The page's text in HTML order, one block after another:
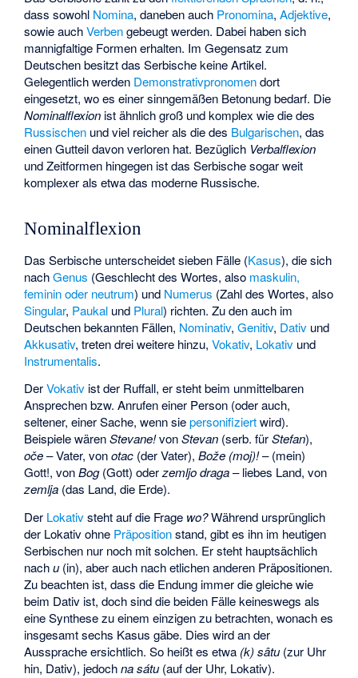
dass sowohl Nomina, daneben auch Pronomina,Adjektive,
sowie auchVerbengebeugt werden. Dabei haben sich
mannigfaltige Formen erhalten. Im Gegensatz zum
Deutschen besitzt das Serbische keine Artikel.
Gelegentlich werden Demonstrativpronomendort
eingesetzt, wo es einer sinngemäßen Betonung bedarf. Die
Nominalflexion ist ähnlich groß und komplex wie die des
Russischen und viel reicher als die des Bulgarischen, das
einen Gutteil davon verloren hat. Bezüglich Verbalflexion
und Zeitformen hingegen ist das Serbische sogar weit
komplexer als etwa das moderne Russische.
Nominalflexion
Das Serbische unterscheidet sieben Fälle (Kasus), die sich
nachGenus (Geschlecht des Wortes, also maskulin,
feminin oder neutrum) und Numerus (Zahl des Wortes, also
Singular, Paukal und Plural) richten. Zu den auch im
Deutschen bekannten Fällen, Nominativ,Genitiv, Dativ und
Akkusativ, treten drei weitere hinzu,Vokativ, Lokativ und
Instrumentalis.
DerVokativ ist der Ruffall, er steht beim unmittelbaren
Ansprechen bzw. Anrufen einer Person (oder auch,
seltener, einer Sache, wenn siepersonifiziertwird).
Beispiele wärenStevane!vonStevan (serb. fürStefan),
oče– Vater, vonotac (der Vater),Bože (moj)!– (mein)
Gott!, vonBog(Gott) oderzemljo draga– liebes Land, von
zemlja (das Land, die Erde).
Der Lokativsteht auf die Frage wo?Während ursprünglich
der Lokativ ohne Präpositionstand, gibt es ihn im heutigen
Serbischen nur noch mit solchen. Er steht hauptsächlich
nachu(in), aber auch nach etlichen anderen Präpositionen.
Zu beachten ist, dass die Endung immer die gleiche wie
beim Dativ ist, doch sind die beiden Fälle keineswegs als
eine Synthese zu einem einzigen zu betrachten, wonach es
insgesamt sechs Kasus gäbe. Dies wird an der
Aussprache ersichtlich. So heißt es etwa (k) sâtu(zur Uhr
hin, Dativ), jedochna sátu(auf der Uhr, Lokativ).